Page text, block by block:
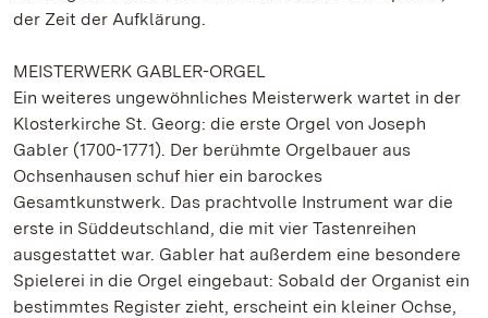
der Zeit der Aufklärung.
MEISTERWERK GABLER-ORGEL
Ein weiteres ungewöhnliches Meisterwerk wartet in der
Klosterkirche St. Georg: die erste Orgel von Joseph
Gabler (1700-1771). Der berühmte Orgelbauer aus
Ochsenhausen schuf hier ein barockes
Gesamtkunstwerk. Das prachtvolle Instrument war die
erste in Süddeutschland, die mit vier Tastenreihen
ausgestattet war. Gabler hat außerdem eine besondere
Spielerei in die Orgel eingebaut: Sobald der Organist ein
bestimmtes Register zieht, erscheint ein kleiner Ochse,